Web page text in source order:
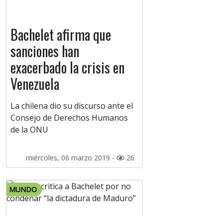
Bachelet afirma que
sanciones han
exacerbado la crisis en
Venezuela
La chilena dio su discurso ante el
Consejo de Derechos Humanos
de la ONU
miércoles, 06 marzo 2019 - 26
MUNDO